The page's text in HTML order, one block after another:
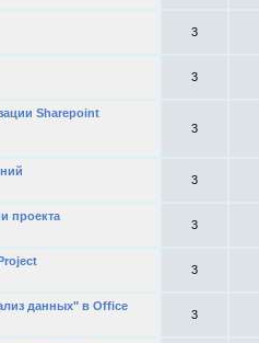
3
3
Sharepoint
3
3
проекта
3
3
данных" в Office
3